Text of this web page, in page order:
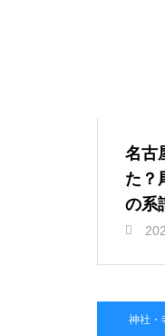
名古
た？
の系
神社・